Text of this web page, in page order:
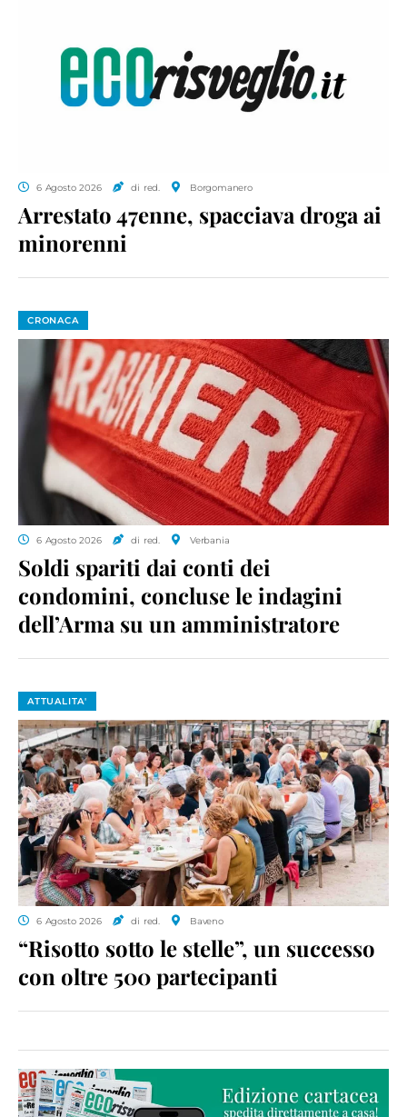
6 Agosto 2026 di red. Borgomanero
Arrestato 47enne, spacciava droga ai
minorenni
CRONACA
6 Agosto 2026 di red. Verbania
Soldi spariti dai conti dei
condomini, concluse le indagini
dell’Arma su un amministratore
ATTUALITA'
6 Agosto 2026 di red. Baveno
“Risotto sotto le stelle”, un successo
con oltre 500 partecipanti